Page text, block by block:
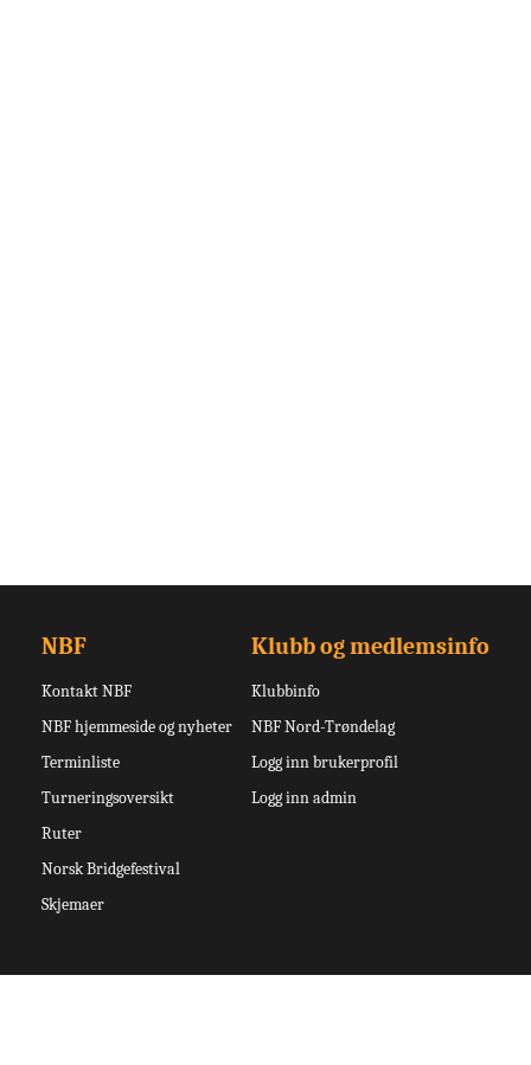
NBF
Kontakt NBF
NBF hjemmeside og nyheter
Terminliste
Turneringsoversikt
Ruter
Norsk Bridgefestival
Skjemaer
Klubb og medlemsinfo
Klubbinfo
NBF Nord-Trøndelag
Logg inn brukerprofil
Logg inn admin